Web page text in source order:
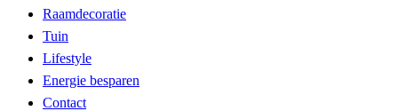
Raamdecoratie
Tuin
Lifestyle
Energie besparen
Contact